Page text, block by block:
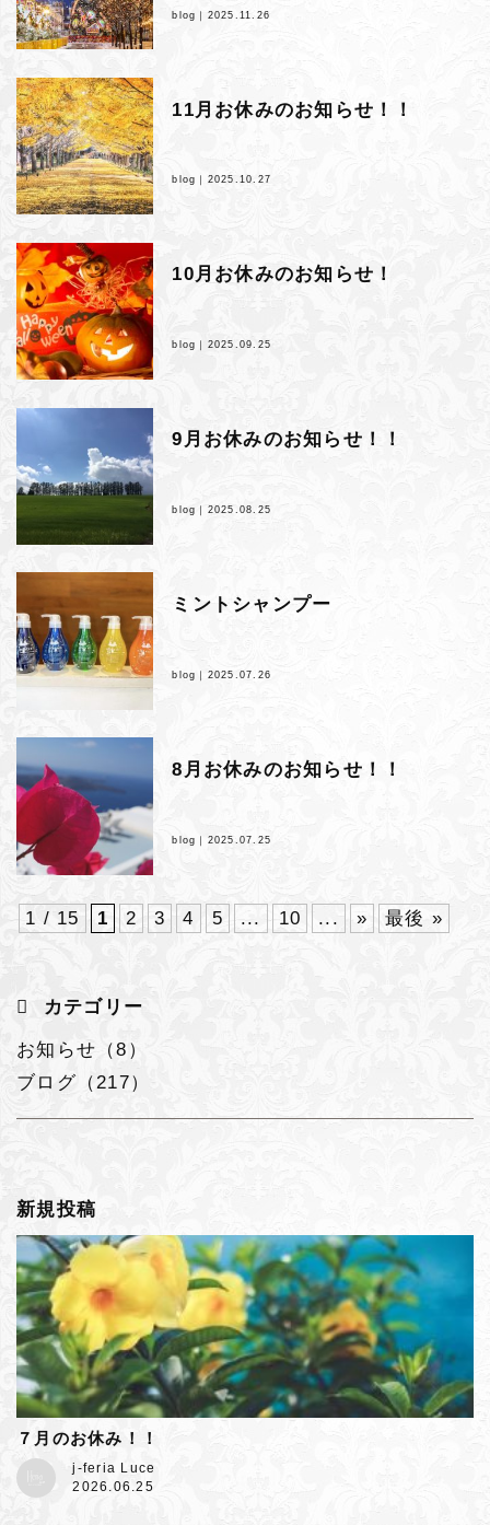
カテゴリー
お知らせ（8）
ブログ（217）
blog｜ 2025.11.26
11月お休みのお知らせ！！
blog｜ 2025.10.27
10月お休みのお知らせ！
blog｜ 2025.09.25
9月お休みのお知らせ！！
blog｜ 2025.08.25
ミントシャンプー
blog｜ 2025.07.26
8月お休みのお知らせ！！
blog｜ 2025.07.25
1 / 15 1 2 3 4 5 ... 10 ... » 最後 »
新規投稿
７月のお休み！！
j-feria Luce
2026.06.25